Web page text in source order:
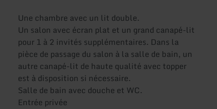
Une chambre avec un lit double.
Un salon avec écran plat et un grand canapé-lit
pour 1 à 2 invités supplémentaires. Dans la
pièce de passage du salon à la salle de bain, un
autre canapé-lit de haute qualité avec topper
est à disposition si nécessaire.
Salle de bain avec douche et WC.
Entrée privée